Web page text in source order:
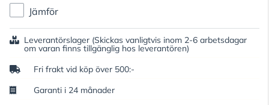
Jämför
Leverantörslager (Skickas vanligtvis inom 2-6 arbetsdagar
om varan finns tillgänglig hos leverantören)
Fri frakt vid köp över 500:-
Garanti i 24 månader